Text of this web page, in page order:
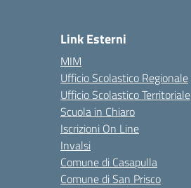
Link Esterni
MIM
Ufficio Scolastico Regionale
Ufficio Scolastico Territoriale
Scuola in Chiaro
Iscrizioni On Line
Invalsi
Comune di Casapulla
Comune di San Prisco